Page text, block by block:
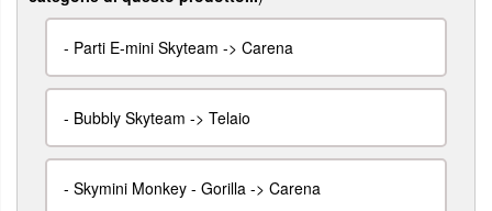
- Parti E-mini Skyteam -> Carena
- Bubbly Skyteam -> Telaio
- Skymini Monkey - Gorilla -> Carena